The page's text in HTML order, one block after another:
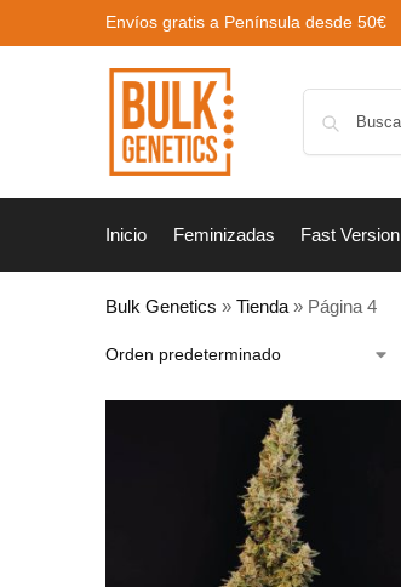
Envíos gratis a Península desde 50€
Inicio Feminizadas Fast Version
Bulk Genetics » Tienda » Página 4